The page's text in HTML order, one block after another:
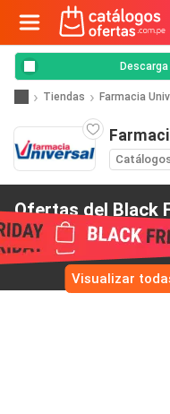
Tiendas Farmacia
Ofertas del Black
de Farmacia Universal
Visualizar